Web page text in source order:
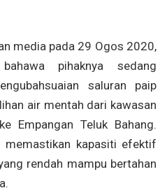
media pada 29 Ogos 2020,
pihaknya sedang
saluran paip
air mentah dari kawasan
Empangan Teluk Bahang.
kapasiti efektif
rendah mampu bertahan